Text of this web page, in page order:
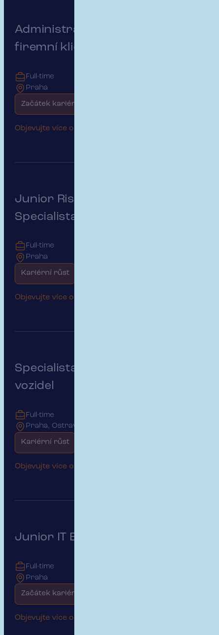
Administrativní podpora pro
firemní klienty
Full-time
Praha
Objevujte více o této pozici
Začátek kariéry
Junior Risk & Insurance
Specialista | Public & Medical
Full-time
Praha
Objevujte více o této pozici
Kariérní růst
Specialista pojištění motorových
vozidel
Full-time
Praha, Ostrava
Objevujte více o této pozici
Kariérní růst
Junior IT Business Analytik
Full-time
Praha
Objevujte více o této pozici
Začátek kariéry